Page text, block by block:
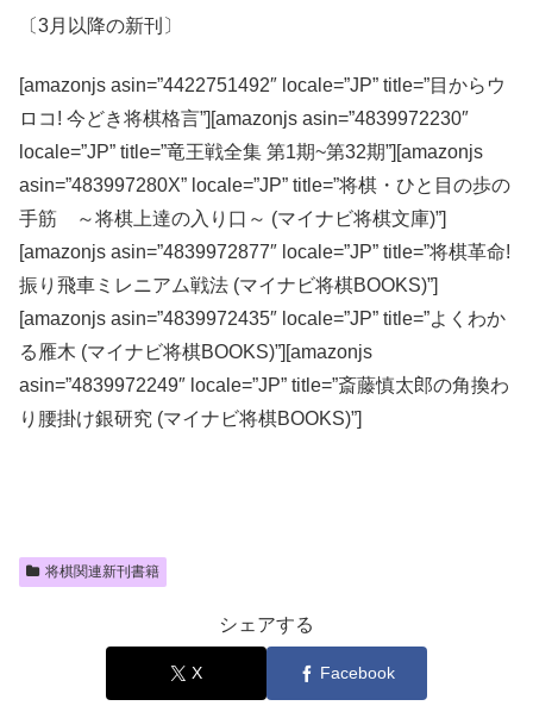
〔3月以降の新刊〕
[amazonjs asin=”4422751492″ locale=”JP” title=”目からウ
ロコ! 今どき将棋格言”][amazonjs asin=”4839972230″
locale=”JP” title=”竜王戦全集 第1期~第32期”][amazonjs
asin=”483997280X” locale=”JP” title=”将棋・ひと目の歩の
手筋 ～将棋上達の入り口～ (マイナビ将棋文庫)”]
[amazonjs asin=”4839972877″ locale=”JP” title=”将棋革命!
振り飛車ミレニアム戦法 (マイナビ将棋BOOKS)”]
[amazonjs asin=”4839972435″ locale=”JP” title=”よくわか
る雁木 (マイナビ将棋BOOKS)”][amazonjs
asin=”4839972249″ locale=”JP” title=”斎藤慎太郎の角換わ
り腰掛け銀研究 (マイナビ将棋BOOKS)”]
将棋関連新刊書籍
シェアする
X Facebook